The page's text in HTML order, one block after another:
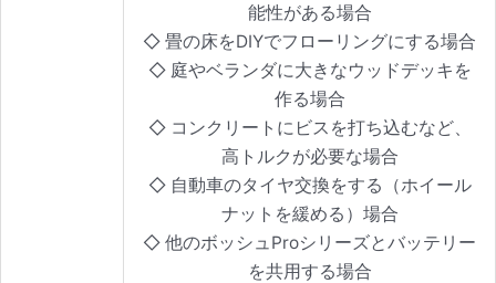
能性がある場合
◇ 畳の床をDIYでフローリングにする場合
◇ 庭やベランダに大きなウッドデッキを
作る場合
◇ コンクリートにビスを打ち込むなど、
高トルクが必要な場合
◇ 自動車のタイヤ交換をする（ホイール
ナットを緩める）場合
◇ 他のボッシュProシリーズとバッテリー
を共用する場合